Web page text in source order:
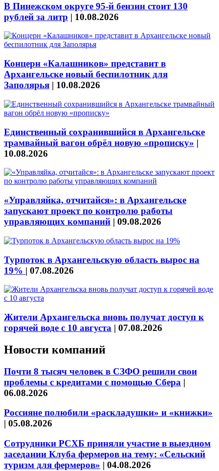
В Пинежском округе 95-й бензин стоит 130
рублей за литр | 10.08.2026
Концерн «Калашников» представит в
Архангельске новый беспилотник для
Заполярья | 10.08.2026
Единственный сохранившийся в Архангельске
трамвайный вагон обрёл новую «прописку» |
10.08.2026
«Управляйка, отчитайся»: в Архангельске
запускают проект по контролю работы
управляющих компаний | 09.08.2026
Турпоток в Архангельскую область вырос на
19% | 07.08.2026
Жители Архангельска вновь получат доступ к
горячей воде с 10 августа | 07.08.2026
Новости компаний
Почти 8 тысяч человек в СЗФО решили свои
проблемы с кредитами с помощью Сбера |
06.08.2026
Россияне полюбили «раскладушки» и «книжки»
| 05.08.2026
Сотрудники РСХБ приняли участие в выездном
заседании Клуба фермеров на тему: «Сельский
туризм для фермеров» | 04.08.2026